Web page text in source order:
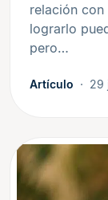
relación
lograrlo
pero…
Artículo 29